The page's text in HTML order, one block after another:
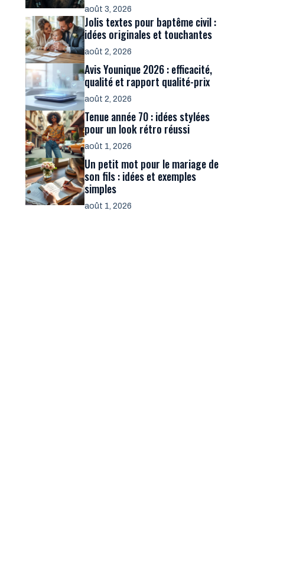
août 3, 2026
Jolis textes pour baptême civil :
idées originales et touchantes
août 2, 2026
Avis Younique 2026 : efficacité,
qualité et rapport qualité-prix
août 2, 2026
Tenue année 70 : idées stylées
pour un look rétro réussi
août 1, 2026
Un petit mot pour le mariage de
son fils : idées et exemples
simples
août 1, 2026